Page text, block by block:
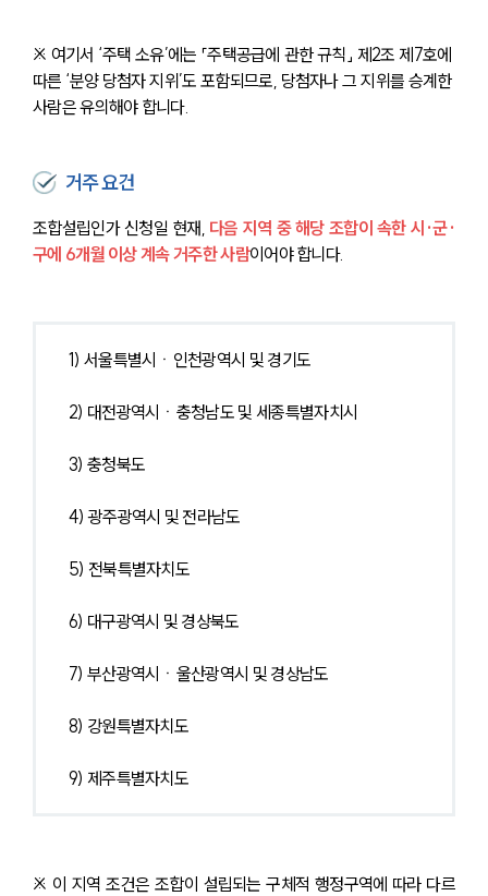
※ 여기서 ‘주택 소유’에는 「주택공급에 관한 규칙」 제2조 제7호에
따른 ‘분양 당첨자 지위’도 포함되므로, 당첨자나 그 지위를 승계한
사람은 유의해야 합니다.
거주 요건
조합설립인가 신청일 현재, 다음 지역 중 해당 조합이 속한 시·군·
구에 6개월 이상 계속 거주한 사람이어야 합니다.
1) 서울특별시ㆍ인천광역시 및 경기도
2) 대전광역시ㆍ충청남도 및 세종특별자치시
3) 충청북도
4) 광주광역시 및 전라남도
5) 전북특별자치도
6) 대구광역시 및 경상북도
7) 부산광역시ㆍ울산광역시 및 경상남도
8) 강원특별자치도
9) 제주특별자치도
※ 이 지역 조건은 조합이 설립되는 구체적 행정구역에 따라 다르